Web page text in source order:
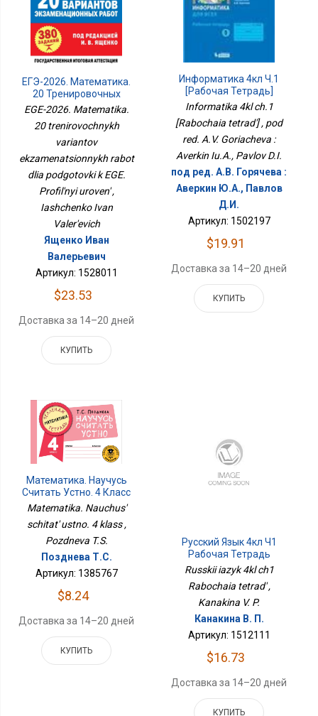
ЕГЭ-2026. Математика.
20 Тренировочных
Вариантов
Работ Для Подготовки К
ЕГЭ. Профильный
Уровень
EGE-2026. Matematika.
20 trenirovochnykh
variantov
ekzamenatsionnykh rabot
dlia podgotovki k EGE.
Profil'nyi uroven' ,
Iashchenko Ivan
Valer'evich
Ященко Иван
Валерьевич
Артикул: 1528011
$23.53
Доставка за 14–20 дней
КУПИТЬ
Информатика 4кл Ч.1
[Рабочая Тетрадь]
Informatika 4kl ch.1
[Rabochaia tetrad'] , pod
red. A.V. Goriacheva :
Averkin Iu.A., Pavlov D.I.
под ред. А.В. Горячева :
Аверкин Ю.А., Павлов
Д.И.
Артикул: 1502197
$19.91
Доставка за 14–20 дней
КУПИТЬ
Математика. Научусь
Считать Устно. 4 Класс
Matematika. Nauchus'
schitat' ustno. 4 klass ,
Pozdneva T.S.
Позднева Т.С.
Артикул: 1385767
$8.24
Доставка за 14–20 дней
КУПИТЬ
Русский Язык 4кл Ч1
Рабочая Тетрадь
Russkii iazyk 4kl ch1
Rabochaia tetrad' ,
Kanakina V. P.
Канакина В. П.
Артикул: 1512111
$16.73
Доставка за 14–20 дней
КУПИТЬ